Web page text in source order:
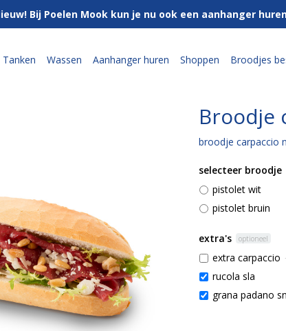
Bij Poelen Mook kun je nu ook een aanhanger
Tanken Wassen Aanhanger huren Shoppen Broodjes
Broodje
broodje carpaccio
selecteer broodje
pistolet wit
pistolet bruin
extra's optioneel
extra carpaccio
rucola sla
grana padano